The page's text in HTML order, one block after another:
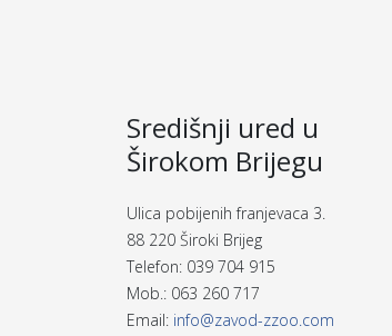
Središnji ured u
Širokom Brijegu
Ulica pobijenih franjevaca 3.
88 220 Široki Brijeg
Telefon: 039 704 915
Mob.: 063 260 717
Email: info@zavod-zzoo.com